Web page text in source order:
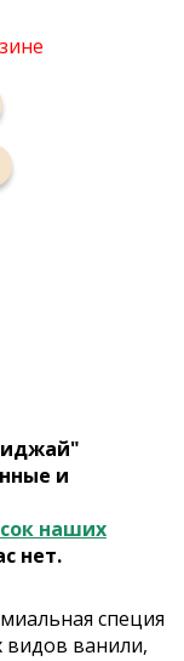
и
наших
нет.
специя
видов ванили,